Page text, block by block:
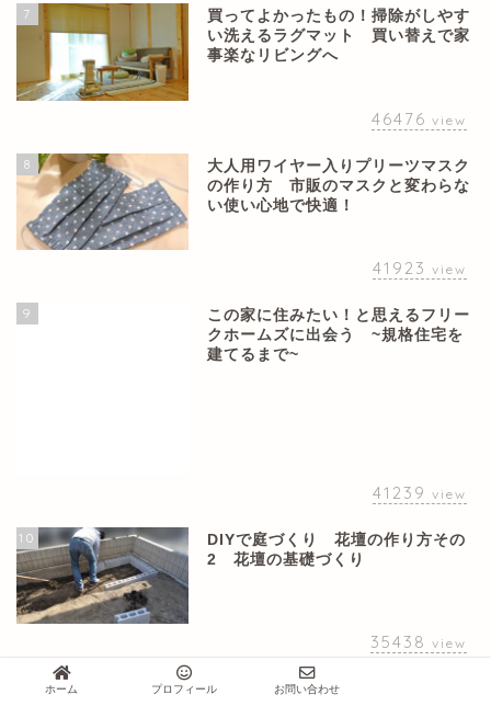
7
買ってよかったもの！掃除がしやす
い洗えるラグマット 買い替えで家
事楽なリビングへ
46476 view
8
大人用ワイヤー入りプリーツマスク
の作り方 市販のマスクと変わらな
い使い心地で快適！
41923 view
9
この家に住みたい！と思えるフリー
クホームズに出会う ~規格住宅を
建てるまで~
41239 view
10
DIYで庭づくり 花壇の作り方その
2 花壇の基礎づくり
35438 view
ホーム プロフィール お問い合わせ